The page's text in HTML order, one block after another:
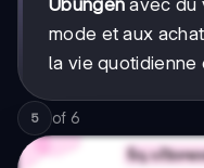
mode et aux
la vie quotidienne
5 of 6